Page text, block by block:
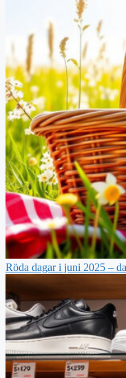
Röda dagar i juni 2025 –